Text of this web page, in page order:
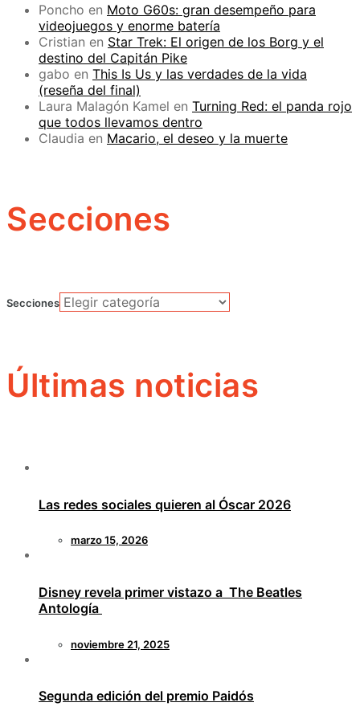
Poncho en Moto G60s: gran desempeño para
videojuegos y enorme batería
Cristian en Star Trek: El origen de los Borg y el
destino del Capitán Pike
gabo en This Is Us y las verdades de la vida
(reseña del final)
Laura Malagón Kamel en Turning Red: el panda rojo
que todos llevamos dentro
Claudia en Macario, el deseo y la muerte
Secciones
Secciones
Últimas noticias
Las redes sociales quieren al Óscar 2026
marzo 15, 2026
Disney revela primer vistazo a The Beatles
Antología
noviembre 21, 2025
Segunda edición del premio Paidós